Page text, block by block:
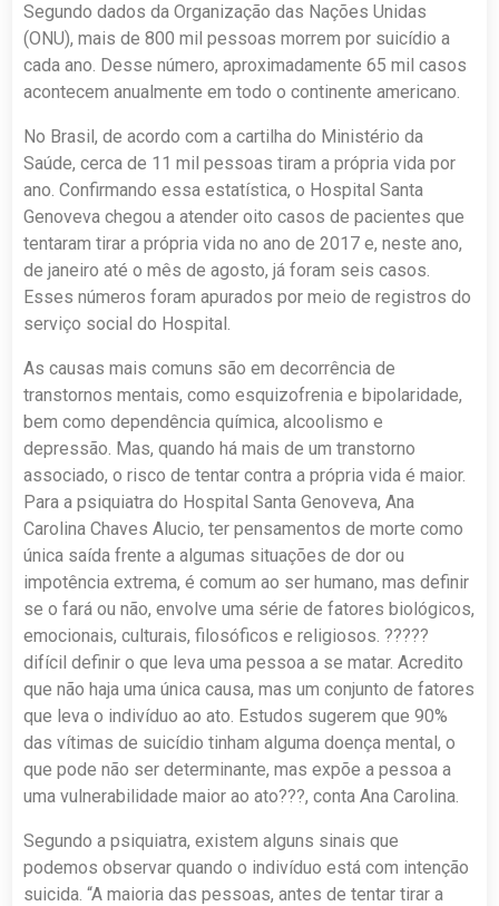
Segundo dados da Organização das Nações Unidas
(ONU), mais de 800 mil pessoas morrem por suicídio a
cada ano. Desse número, aproximadamente 65 mil casos
acontecem anualmente em todo o continente americano.
No Brasil, de acordo com a cartilha do Ministério da
Saúde, cerca de 11 mil pessoas tiram a própria vida por
ano. Confirmando essa estatística, o Hospital Santa
Genoveva chegou a atender oito casos de pacientes que
tentaram tirar a própria vida no ano de 2017 e, neste ano,
de janeiro até o mês de agosto, já foram seis casos.
Esses números foram apurados por meio de registros do
serviço social do Hospital.
As causas mais comuns são em decorrência de
transtornos mentais, como esquizofrenia e bipolaridade,
bem como dependência química, alcoolismo e
depressão. Mas, quando há mais de um transtorno
associado, o risco de tentar contra a própria vida é maior.
Para a psiquiatra do Hospital Santa Genoveva, Ana
Carolina Chaves Alucio, ter pensamentos de morte como
única saída frente a algumas situações de dor ou
impotência extrema, é comum ao ser humano, mas definir
se o fará ou não, envolve uma série de fatores biológicos,
emocionais, culturais, filosóficos e religiosos. ?????
difícil definir o que leva uma pessoa a se matar. Acredito
que não haja uma única causa, mas um conjunto de fatores
que leva o indivíduo ao ato. Estudos sugerem que 90%
das vítimas de suicídio tinham alguma doença mental, o
que pode não ser determinante, mas expõe a pessoa a
uma vulnerabilidade maior ao ato???, conta Ana Carolina.
Segundo a psiquiatra, existem alguns sinais que
podemos observar quando o indivíduo está com intenção
suicida. “A maioria das pessoas, antes de tentar tirar a